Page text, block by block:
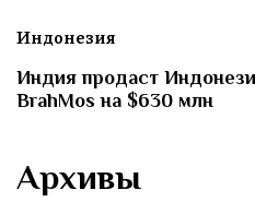
Индонезия
Индия продаст
BrahMos на $630 млн
Архивы